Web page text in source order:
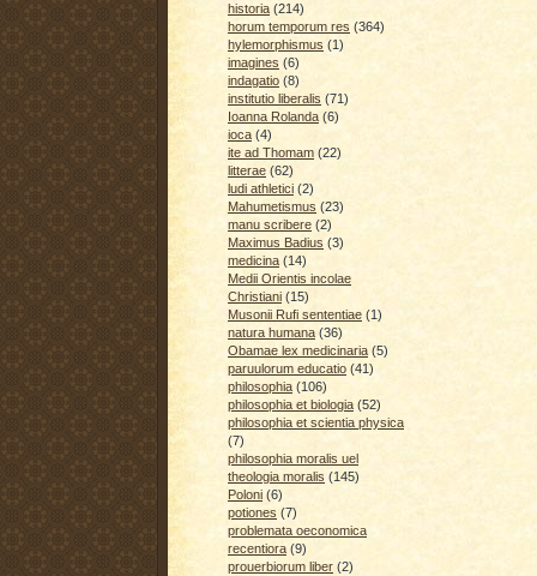
historia (214)
horum temporum res (364)
hylemorphismus (1)
imagines (6)
indagatio (8)
institutio liberalis (71)
Ioanna Rolanda (6)
ioca (4)
ite ad Thomam (22)
litterae (62)
ludi athletici (2)
Mahumetismus (23)
manu scribere (2)
Maximus Badius (3)
medicina (14)
Medii Orientis incolae
Christiani (15)
Musonii Rufi sententiae (1)
natura humana (36)
Obamae lex medicinaria (5)
paruulorum educatio (41)
philosophia (106)
philosophia et biologia (52)
philosophia et scientia physica
(7)
philosophia moralis uel
theologia moralis (145)
Poloni (6)
potiones (7)
problemata oeconomica
recentiora (9)
prouerbiorum liber (2)